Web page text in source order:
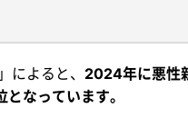
」によると、 2024年に悪性
なっています。